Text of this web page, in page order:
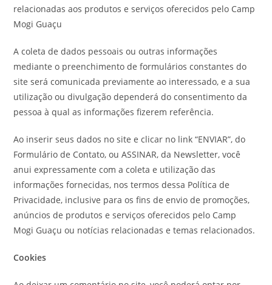
relacionadas aos produtos e serviços oferecidos pelo Camp
Mogi Guaçu
A coleta de dados pessoais ou outras informações
mediante o preenchimento de formulários constantes do
site será comunicada previamente ao interessado, e a sua
utilização ou divulgação dependerá do consentimento da
pessoa à qual as informações fizerem referência.
Ao inserir seus dados no site e clicar no link “ENVIAR”, do
Formulário de Contato, ou ASSINAR, da Newsletter, você
anui expressamente com a coleta e utilização das
informações fornecidas, nos termos dessa Política de
Privacidade, inclusive para os fins de envio de promoções,
anúncios de produtos e serviços oferecidos pelo Camp
Mogi Guaçu ou notícias relacionadas e temas relacionados.
Cookies